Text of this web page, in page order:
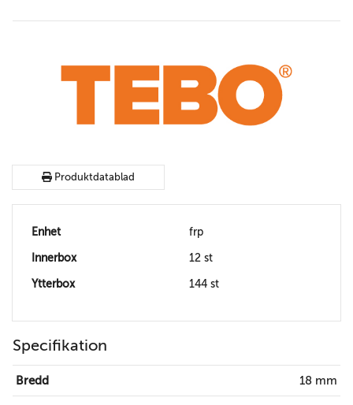
Produktdatablad
Enhet frp
Innerbox 12 st
Ytterbox 144 st
Specifikation
Bredd 18 mm